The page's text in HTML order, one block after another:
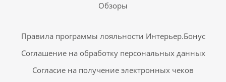
Обзоры
Правила программы лояльности Интерьер.Бонус
Соглашение на обработку персональных данных
Согласие на получение электронных чеков